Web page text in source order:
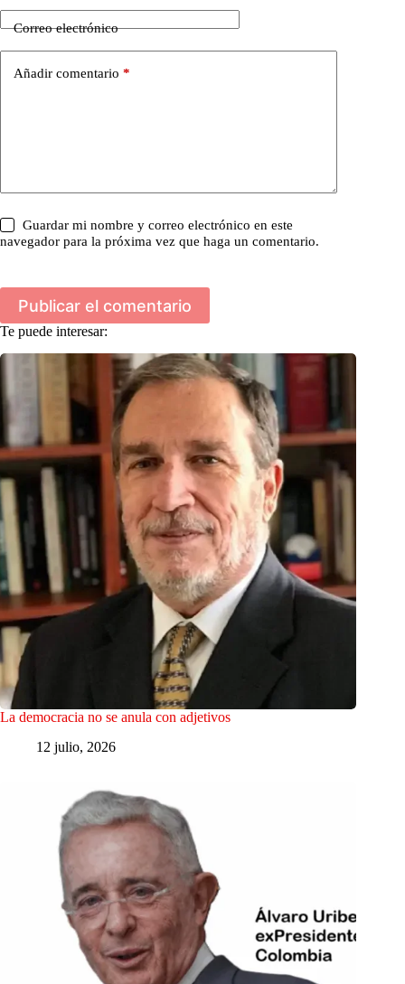
Correo electrónico
Añadir comentario *
Guardar mi nombre y correo electrónico en este
navegador para la próxima vez que haga un comentario.
Publicar el comentario
Te puede interesar:
La democracia no se anula con adjetivos
12 julio, 2026